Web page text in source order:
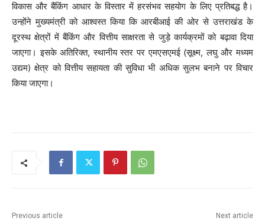
विकास और बैंकिंग आधार के विस्तार में हरसंभव सहयोग के लिए प्रतिबद्ध है।
उन्होंने मुख्यमंत्री को आश्वस्त किया कि आरबीआई की ओर से उत्तराखंड के
दूरस्थ क्षेत्रों में बैंकिंग और वित्तीय साक्षरता से जुड़े कार्यक्रमों को बढ़ावा दिया
जाएगा। इसके अतिरिक्त, स्थानीय स्तर पर एमएसएमई (सूक्ष्म, लघु और मध्यम
उद्यम) क्षेत्र को वित्तीय सहायता की सुविधा भी अधिक सुलभ बनाने पर विचार
किया जाएगा।
Previous article Next article